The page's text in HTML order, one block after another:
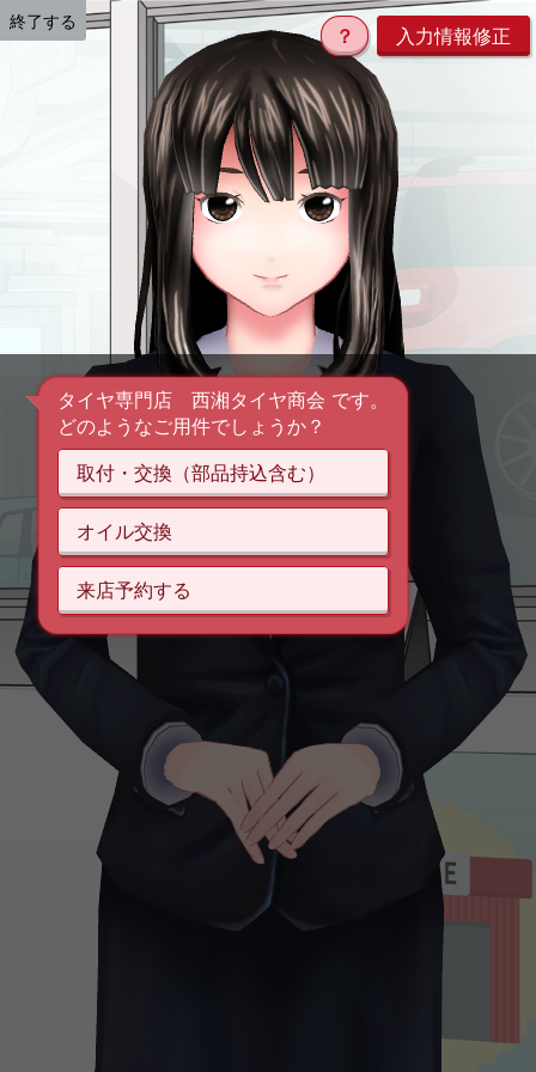
入力情報修正
？
終了する
タイヤ専門店 西湘タイヤ商会 です。
どのようなご用件でしょうか？
取付・交換（部品持込含む）
オイル交換
来店予約する